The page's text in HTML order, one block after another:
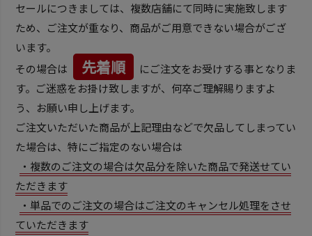
セールにつきましては、複数店舗にて同時に実施致します
ため、ご注文が重なり、商品がご用意できない場合がござ
います。
その場合は
先着順
にご注文をお受けする事となりま
す。ご迷惑をお掛け致しますが、何卒ご理解賜りますよ
う、お願い申し上げます。
ご注文いただいた商品が上記理由などで欠品してしまってい
た場合は、特にご指定のない場合は
・複数のご注文の場合は欠品分を除いた商品で発送せてい
ただきます
・単品でのご注文の場合はご注文のキャンセル処理をさせ
ていただきます